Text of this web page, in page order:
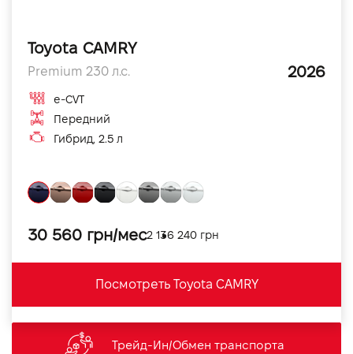
Toyota CAMRY
Premium 230 л.с. 2026
e-CVT
Передний
Гибрид, 2.5 л
30 560 грн/мес2 136 240 грн
Посмотреть Toyota CAMRY
Трейд-Ин/Обмен транспорта